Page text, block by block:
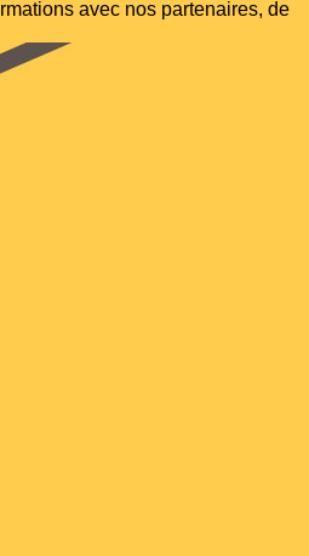
avec nos partenaires, de